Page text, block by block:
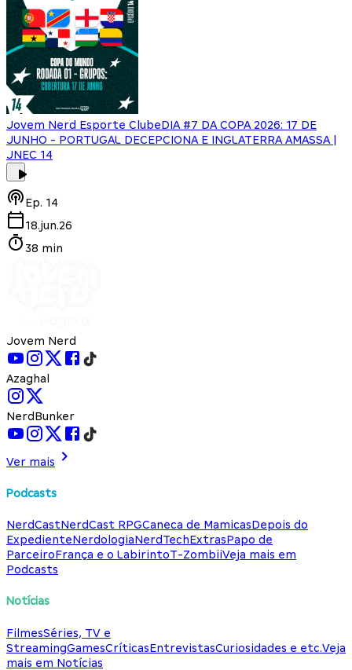
Jovem Nerd Esporte ClubeDIA #7 DA COPA 2026: 17 DE
JUNHO - PORTUGAL DECEPCIONA E INGLATERRA AMASSA |
JNEC 14
Ep. 14
18.jun.26
38 min
Jovem Nerd
Azaghal
NerdBunker
Ver mais
Podcasts
NerdCastNerdCast RPGCaneca de MamicasDepois do
ExpedienteNerdologiaNerdTechExtrasPapo de
ParceiroFrança e o LabirintoT-ZombiiVeja mais em
Podcasts
Notícias
FilmesSéries, TV e
StreamingGamesCríticasEntrevistasCuriosidades e etc.Veja
mais em Notícias